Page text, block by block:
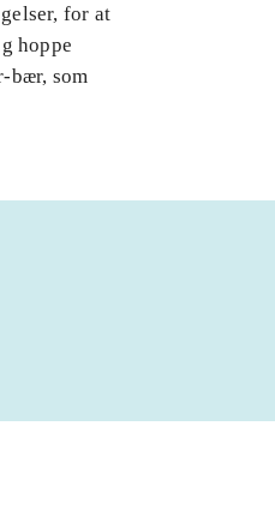
for at
hoppe
bær, som